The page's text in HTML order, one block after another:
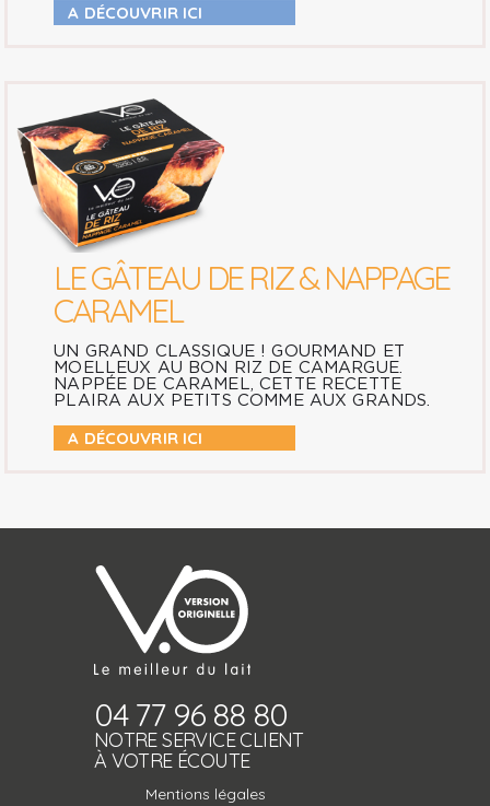
A DÉCOUVRIR ICI
LE GÂTEAU DE RIZ & NAPPAGE
CARAMEL
UN GRAND CLASSIQUE ! GOURMAND ET
MOELLEUX AU BON RIZ DE CAMARGUE.
NAPPÉE DE CARAMEL, CETTE RECETTE
PLAIRA AUX PETITS COMME AUX GRANDS.
A DÉCOUVRIR ICI
04 77 96 88 80
NOTRE SERVICE CLIENT
À VOTRE ÉCOUTE
Mentions légales